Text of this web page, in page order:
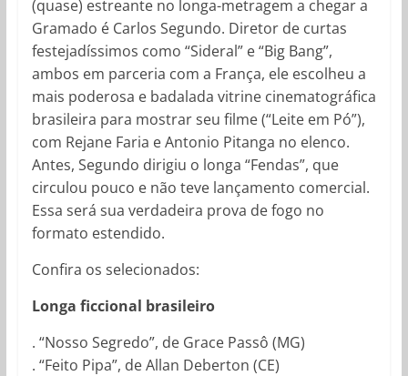
(quase) estreante no longa-metragem a chegar a
Gramado é Carlos Segundo. Diretor de curtas
festejadíssimos como “Sideral” e “Big Bang”,
ambos em parceria com a França, ele escolheu a
mais poderosa e badalada vitrine cinematográfica
brasileira para mostrar seu filme (“Leite em Pó”),
com Rejane Faria e Antonio Pitanga no elenco.
Antes, Segundo dirigiu o longa “Fendas”, que
circulou pouco e não teve lançamento comercial.
Essa será sua verdadeira prova de fogo no
formato estendido.
Confira os selecionados:
Longa ficcional brasileiro
. “Nosso Segredo”, de Grace Passô (MG)
. “Feito Pipa”, de Allan Deberton (CE)